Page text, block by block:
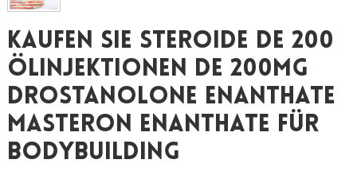
Kaufen Sie Steroide DE 200
Ölinjektionen DE 200mg
Drostanolone Enanthate
Masteron Enanthate Für
Bodybuilding